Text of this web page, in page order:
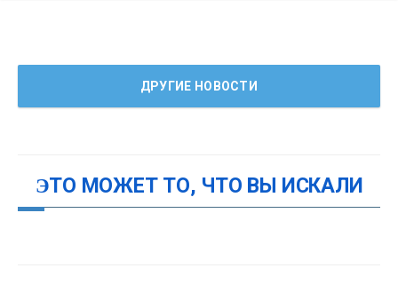
ДРУГИЕ НОВОСТИ
ЭТО МОЖЕТ ТО, ЧТО ВЫ ИСКАЛИ